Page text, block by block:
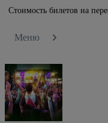
Стоимость билетов на
Меню